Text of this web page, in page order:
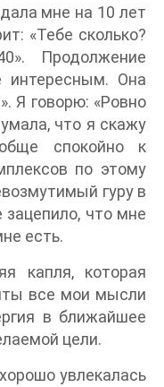
мне на 10 лет
«Тебе сколько?
Продолжение
интересным. Она
Я говорю: «Ровно
что я скажу
спокойно к
по этому
гуру в
что мне
есть.
капля, которая
все мои мысли
в ближайшее
цели.
увлекалась